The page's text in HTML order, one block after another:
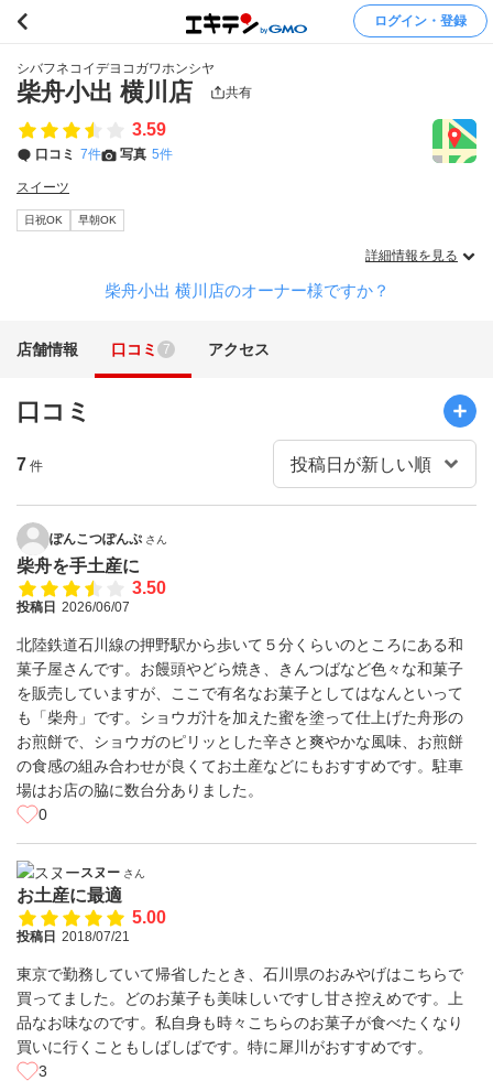
ログイン・登録
シバフネコイデヨコガワホンシヤ
柴舟小出 横川店 共有
3.59
口コミ 7件 写真 5件
スイーツ
日祝OK 早朝OK
詳細情報を見る
柴舟小出 横川店のオーナー様ですか？
店舗情報 口コミ 7 アクセス
口コミ
7 件
ぽんこつぽんぷ さん
柴舟を手土産に
3.50
投稿日 2026/06/07
北陸鉄道石川線の押野駅から歩いて５分くらいのところにある和
菓子屋さんです。お饅頭やどら焼き、きんつばなど色々な和菓子
を販売していますが、ここで有名なお菓子としてはなんといって
も「柴舟」です。ショウガ汁を加えた蜜を塗って仕上げた舟形の
お煎餅で、ショウガのピリッとした辛さと爽やかな風味、お煎餅
の食感の組み合わせが良くてお土産などにもおすすめです。駐車
場はお店の脇に数台分ありました。
0
スヌー さん
お土産に最適
5.00
投稿日 2018/07/21
東京で勤務していて帰省したとき、石川県のおみやげはこちらで
買ってました。どのお菓子も美味しいですし甘さ控えめです。上
品なお味なのです。私自身も時々こちらのお菓子が食べたくなり
買いに行くこともしばしばです。特に犀川がおすすめです。
3